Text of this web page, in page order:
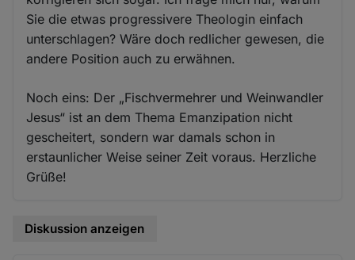
Sie die etwas progressivere Theologin einfach
unterschlagen? Wäre doch redlicher gewesen, die
andere Position auch zu erwähnen.
Noch eins: Der „Fischvermehrer und Weinwandler
Jesus“ ist an dem Thema Emanzipation nicht
gescheitert, sondern war damals schon in
erstaunlicher Weise seiner Zeit voraus. Herzliche
Grüße!
Diskussion anzeigen